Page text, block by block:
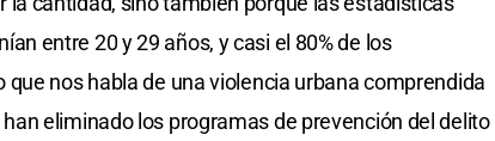
entre 20 y 29 años, y casi el 80% de los
nos habla de una violencia urbana comprendida
eliminado los programas de prevención del delito